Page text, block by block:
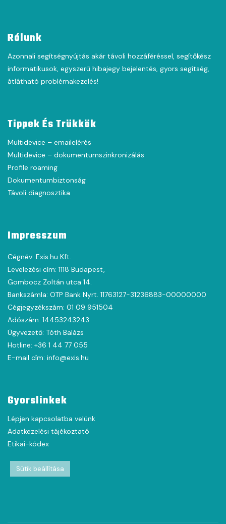
Rólunk
Azonnali segítségnyújtás akár távoli hozzáféréssel, segítőkész
informatikusok, egyszerű hibajegy bejelentés, gyors segítség,
átlátható problémakezelés!
Tippek És Trükkök
Multidevice – emailelérés
Multidevice – dokumentumszinkronizálás
Profile roaming
Dokumentumbiztonság
Távoli diagnosztika
Impresszum
Cégnév: Exis.hu Kft.
Levelezési cím: 1118 Budapest,
Gombocz Zoltán utca 14.
Bankszámla: OTP Bank Nyrt. 11763127-31236883-00000000
Cégjegyzékszám: 01 09 951504
Adószám: 14453243243
Ügyvezető: Tóth Balázs
Hotline: +36 1 44 77 055
E-mail cím: info@exis.hu
Gyorslinkek
Lépjen kapcsolatba velünk
Adatkezelési tájékoztató
Etikai-kódex
Sütik beállítása